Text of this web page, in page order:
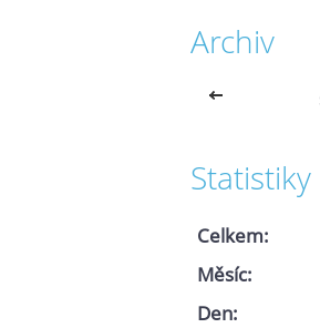
Archiv
<<
Statistiky
Celkem:
Měsíc:
Den: